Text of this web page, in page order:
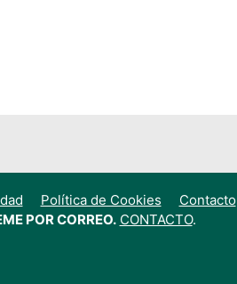
Política de Cookies
Contacto
POR CORREO. CONTACTO.